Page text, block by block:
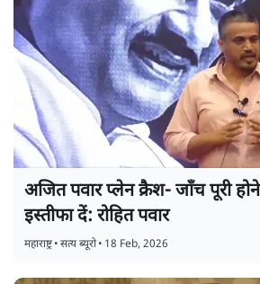
अजित पवार प्लेन क्रैश- जाँच पूरी
इस्तीफा दें: रोहित पवार
महाराष्ट्र•सत्य ब्यूरो• 18 Feb, 2026